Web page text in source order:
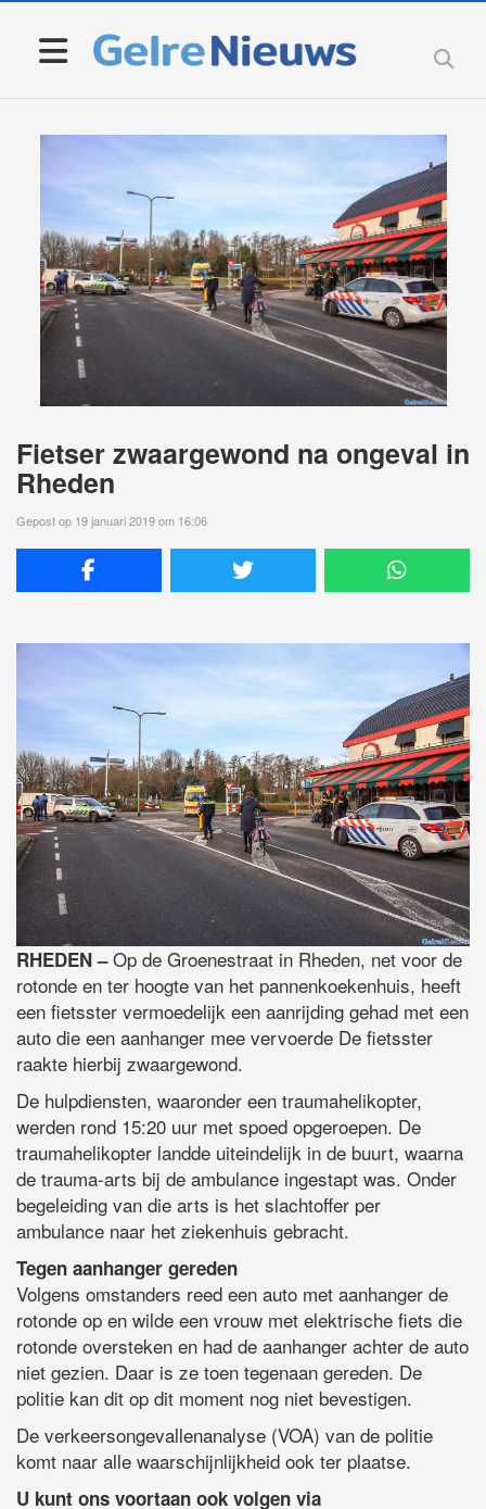
Fietser zwaargewond na ongeval in
Rheden
Gepost op 19 januari 2019 om 16:06
RHEDEN –Op de Groenestraat in Rheden, net voor de
rotonde en ter hoogte van het pannenkoekenhuis, heeft
een fietsster vermoedelijk een aanrijding gehad met een
auto die een aanhanger mee vervoerde De fietsster
raakte hierbij zwaargewond.
De hulpdiensten, waaronder een traumahelikopter,
werden rond 15:20 uur met spoed opgeroepen. De
traumahelikopter landde uiteindelijk in de buurt, waarna
de trauma-arts bij de ambulance ingestapt was. Onder
begeleiding van die arts is het slachtoffer per
ambulance naar het ziekenhuis gebracht.
Tegen aanhanger gereden
Volgens omstanders reed een auto met aanhanger de
rotonde op en wilde een vrouw met elektrische fiets die
rotonde oversteken en had de aanhanger achter de auto
niet gezien. Daar is ze toen tegenaan gereden. De
politie kan dit op dit moment nog niet bevestigen.
De verkeersongevallenanalyse (VOA) van de politie
komt naar alle waarschijnlijkheid ook ter plaatse.
U kunt ons voortaan ook volgen via